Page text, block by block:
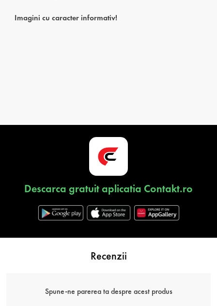
Imagini cu caracter informativ!
Descarca gratuit aplicatia Contakt.ro
Recenzii
Spune-ne parerea ta despre acest produs